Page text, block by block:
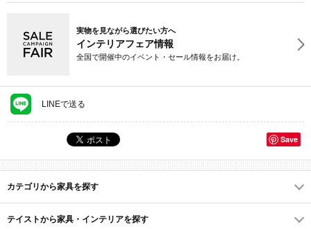
実物を見ながら選びたい方へ
インテリアフェア情報
全国で開催中のイベント・セール情報をお届け。
LINEで送る
Save
カテゴリから家具を探す
テイストから家具・インテリアを探す